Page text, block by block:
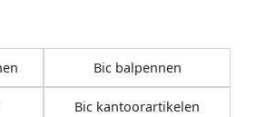
Bic balpennen
Bic kantoorartikelen